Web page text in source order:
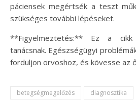
páciensek megértsék a teszt
szükséges további lépéseket.
**Figyelmeztetés:** Ez a
tanácsnak. Egészségügyi
forduljon orvoshoz, és kövesse az
betegségmegelőzés diagnosztika